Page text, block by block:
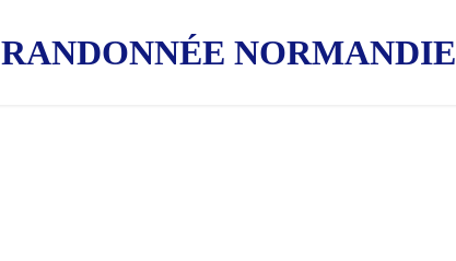
RANDONNÉE NORMANDIE